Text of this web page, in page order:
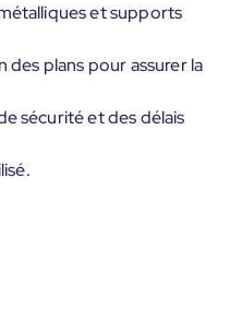
et supports
plans pour assurer la
sécurité et des délais